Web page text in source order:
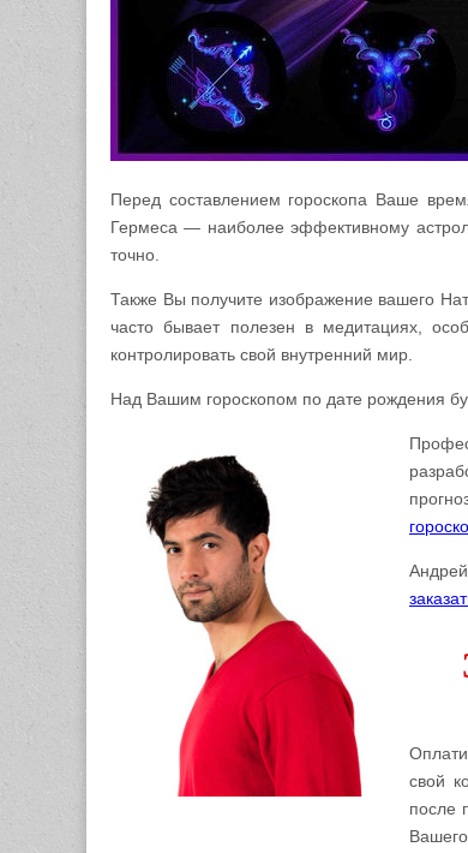
Перед составлением гороскопа Ваше
Гермеса — наиболее эффективному
точно.
Также Вы получите изображение вашего
часто бывает полезен в медитациях,
контролировать свой внутренний мир.
Над Вашим гороскопом по дате рождения
свой
после
Вашего